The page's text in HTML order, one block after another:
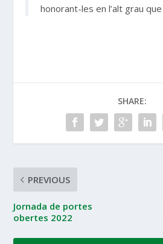
honorant-les en l’alt grau
SHARE:
PREVIOUS
Jornada de portes
obertes 2022